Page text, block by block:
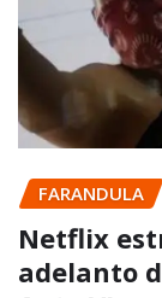
FARANDULA
Netflix
adelanto